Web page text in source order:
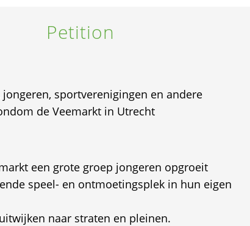
Petition
sportverenigingen en andere
de Veemarkt in Utrecht
een grote groep jongeren opgroeit
speel- en ontmoetingsplek in hun eigen
naar straten en pleinen.